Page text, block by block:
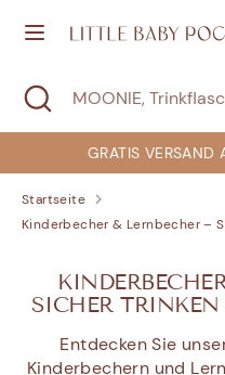
zum
SuchenMOONIE,
Sensorik...
Suchen
Trinkflasche,
Sensorik...
Suche
schließen
GRATIS
Startseite
Kinderbecher & Lernbecher –
SICHER
Entdecken Sie
Kinderbechern und